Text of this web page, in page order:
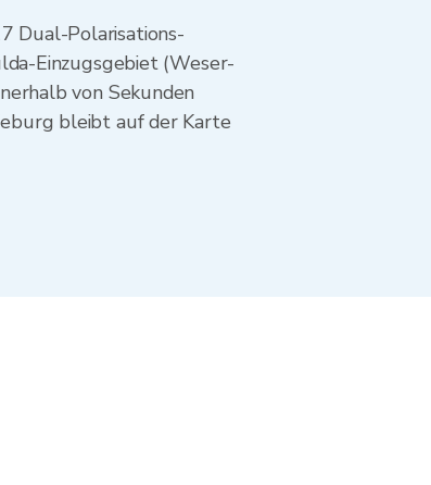
Dual-Polarisations-
Einzugsgebiet (Weser-
von Sekunden
bleibt auf der Karte